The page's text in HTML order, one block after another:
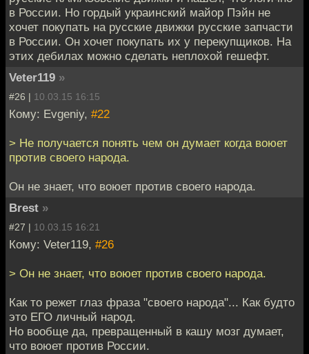
в России. Но гордый украинский майор Пэйн не
хочет покупать на русские движки русские запчасти
в России. Он хочет покупать их у перекупщиков. На
этих дебилах можно сделать неплохой гешефт.
Veter119 »
#26 | 10.03.15 16:15
Кому: Evgeniy, #22
> Не получается понять чем он думает когда воюет
против своего народа.
Он не знает, что воюет против своего народа.
Brest »
#27 | 10.03.15 16:21
Кому: Veter119, #26
> Он не знает, что воюет против своего народа.
Как то режет глаз фраза "своего народа"... Как будто
это ЕГО личный народ.
Но вообще да, превращенный в кашу мозг думает,
что воюет против России.